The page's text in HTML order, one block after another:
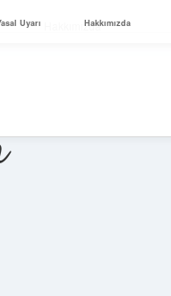
Hakkımızda
Uyarı Hakkımızda